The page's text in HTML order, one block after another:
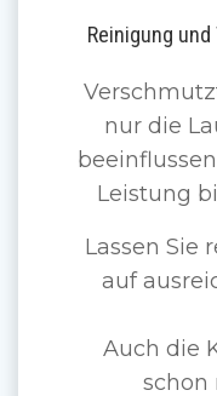
Reinigung
nur die
Leistung
Lassen Sie
auf
Auch die
schon